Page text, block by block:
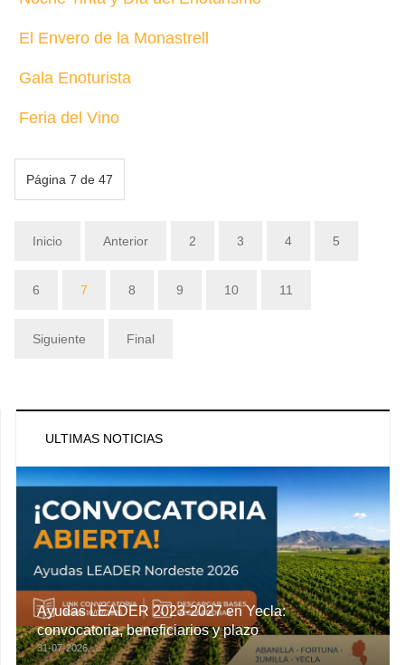
El Envero de la Monastrell
Gala Enoturista
Feria del Vino
Página 7 de 47
Inicio Anterior 2 3 4 5
6 7 8 9 10 11
Siguiente Final
ULTIMAS NOTICIAS
Ayudas LEADER 2023-2027 en Yecla:
convocatoria, beneficiarios y plazo
31-07-2026